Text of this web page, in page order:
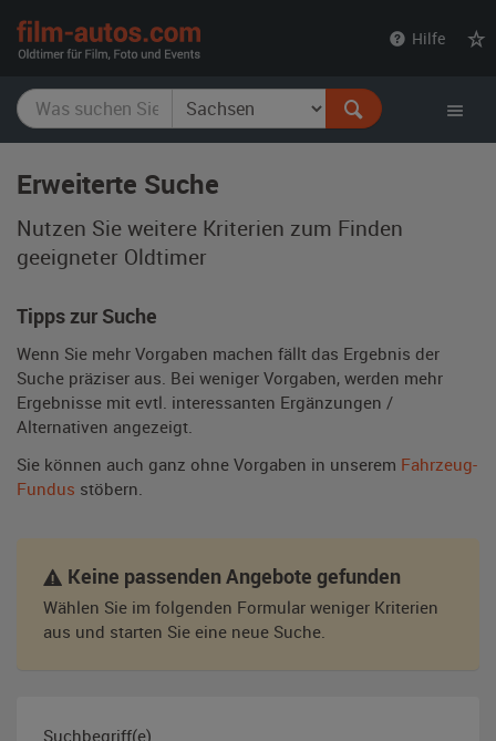
Hilfe
Erweiterte Suche
Nutzen Sie weitere Kriterien zum Finden
geeigneter Oldtimer
Tipps zur Suche
Wenn Sie mehr Vorgaben machen fällt das Ergebnis der
Suche präziser aus. Bei weniger Vorgaben, werden mehr
Ergebnisse mit evtl. interessanten Ergänzungen /
Alternativen angezeigt.
Sie können auch ganz ohne Vorgaben in unserem Fahrzeug-
Fundus stöbern.
Keine passenden Angebote gefunden
Wählen Sie im folgenden Formular weniger Kriterien
aus und starten Sie eine neue Suche.
Suchbegriff(e)